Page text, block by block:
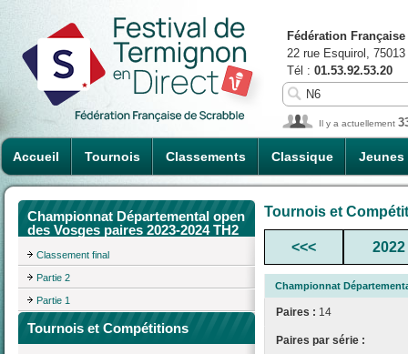
Accueil Tournois Classements Classique Jeunes
Fédération
22 rue Esquirol,
Tél : 01.53.92.53.20
Il y a actuellement
Championnat Départemental open
des Vosges paires 2023-2024 TH2
Classement final
Partie 2
Partie 1
Tournois et Compétitions
Tournois et
<<< 2022
Championnat
Paires : 14
Paires par série :